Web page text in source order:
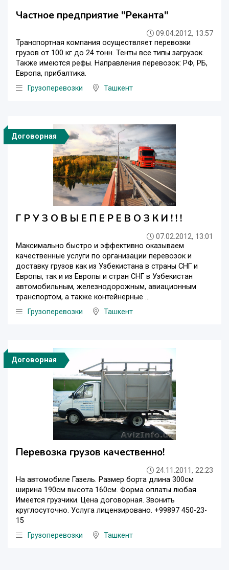
Частное предприятие "Реканта"
09.04.2012, 13:57
Транспортная компания осуществляет перевозки
грузов от 100 кг до 24 тонн. Тенты все типы загрузок.
Также имеются рефы. Направления перевозок: РФ, РБ,
Европа, прибалтика.
Грузоперевозки
Ташкент
Договорная
Г Р У З О В Ы Е П Е Р Е В О З К И ! ! !
07.02.2012, 13:01
Максимально быстро и эффективно оказываем
качественные услуги по организации перевозок и
доставку грузов как из Узбекистана в страны СНГ и
Европы, так и из Европы и стран СНГ в Узбекистан
автомобильным, железнодорожным, авиационным
транспортом, а также контейнерные ...
Грузоперевозки
Ташкент
Договорная
Перевозка грузов качественно!
24.11.2011, 22:23
На автомобиле Газель. Размер борта длина 300см
ширина 190см высота 160см. Форма оплаты любая.
Имеется грузчики. Цена договорная. Звонить
круглосуточно. Услуга лицензировано. +99897 450-23-
15
Грузоперевозки
Ташкент